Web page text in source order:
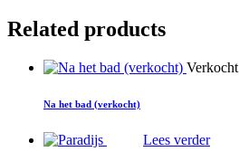
Related products
Verkocht
Na het bad (verkocht)
Lees verder